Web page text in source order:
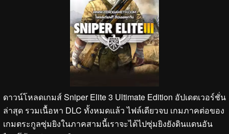
ดาวน์โหลดเกมส์ Sniper Elite 3 Ultimate Edition อัปเดตเวอร์ชั่น
ล่าสุด รวมเนื้อหา DLC ทั้งหมดแล้ว ไฟล์เดียวจบ เกมภาคต่อของ
เกมตระกูลซุ่มยิงในภาคสามนี้เราจะได้ไปซุ่มยิงยังดินแดนอัน